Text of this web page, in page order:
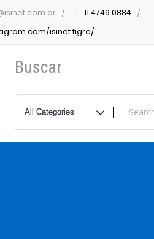
11 4749 0884
isinet.tigre/
Buscar